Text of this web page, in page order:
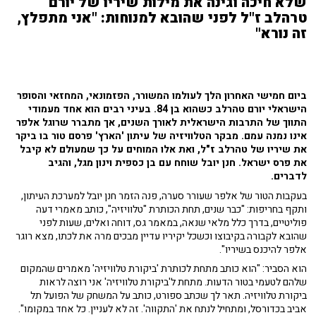
טרהלב ז"ל לפני שהובא למנוחות: "אני מתפלץ,
זה נורא"
ביום חמישי האחרון הלך לעולמו המשורר, הפזמונאי, המחזאי והסופר
הישראלי יורם טהרלב כשהוא בן 84. בעיני רבים הוא אחד מעמודי
התווך של התרבות הישראלית לאורך השנים, אך מתברר שרוגל אלפר
אינו נמנה עמם. מבקר הטלוויזיה של עיתון 'הארץ' פרסם טור בו ביקר
את שיריו של טהרלב ז"ל, ואת אלו המוחים על כך שמעולם לא קיבל
את פרס ישראל. חנן יובל שוחח עם בן כספית וינון מגל, והגיב
לדברים.
בעקבות הטור של אלפר שעורר סערה, פנה הזמר חנן יובל למערכת העיתון,
ותקף בחריפות: "כבר שנים, תחת הכותרת "טלוויזיה", כותב מאמרי דעה
פוליטיים, בדרך כלל מלאי שנאה, במאמר גס, דוחה ואלים, שעות לפני
שהובא לקבורה בקיבוצו וכשכל יקיריו עדיין מבכים מרה את לכתו, מצא רוגר
אלפר להיכנס בשיריו".
הוא הסביר: "הוא כותב מתחת לכותרת 'ביקורת טלוויזיה' מאמרים שהמקום
שלהם לטעמי בטור הדעות. מתחת ל'ביקורת טלוויזיה' אני רוצה לראות
ביקורת טלוויזיה. תאר לך שכתב ספורט, כותב על המשחק של הפועל תל
אביב בכדורסל, ומתחיל לנתח את 'התקווה'. זה לא לעניין. כל אחד במקומו".